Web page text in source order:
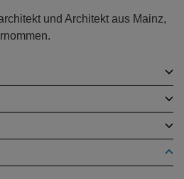
und Architekt aus Mainz,